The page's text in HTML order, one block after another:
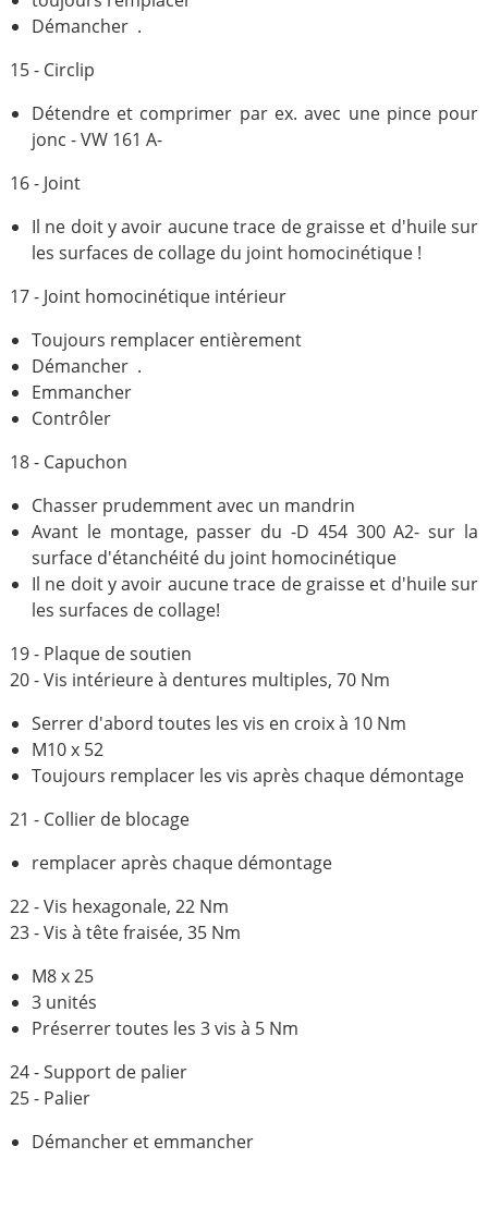
Démancher .
15 - Circlip
Détendre et comprimer par ex. avec une pince pour
jonc - VW 161 A-
16 - Joint
Il ne doit y avoir aucune trace de graisse et d'huile sur
les surfaces de collage du joint homocinétique !
17 - Joint homocinétique intérieur
Toujours remplacer entièrement
Démancher .
Emmancher
Contrôler
18 - Capuchon
Chasser prudemment avec un mandrin
Avant le montage, passer du -D 454 300 A2- sur la
surface d'étanchéité du joint homocinétique
Il ne doit y avoir aucune trace de graisse et d'huile sur
les surfaces de collage!
19 - Plaque de soutien
20 - Vis intérieure à dentures multiples, 70 Nm
Serrer d'abord toutes les vis en croix à 10 Nm
M10 x 52
Toujours remplacer les vis après chaque démontage
21 - Collier de blocage
remplacer après chaque démontage
22 - Vis hexagonale, 22 Nm
23 - Vis à tête fraisée, 35 Nm
M8 x 25
3 unités
Préserrer toutes les 3 vis à 5 Nm
24 - Support de palier
25 - Palier
Démancher et emmancher